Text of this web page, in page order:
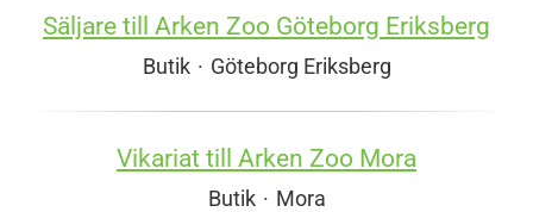
Säljare till Arken Zoo Göteborg Eriksberg
Butik · Göteborg Eriksberg
Vikariat till Arken Zoo Mora
Butik · Mora